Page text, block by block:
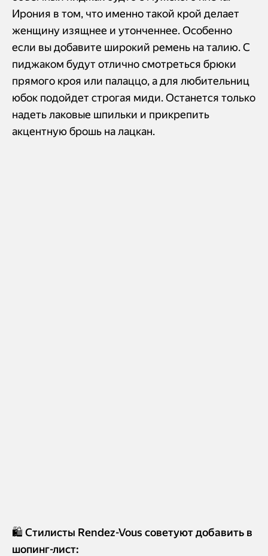
Ирония в том, что именно такой крой делает
женщину изящнее и утонченнее. Особенно
если вы добавите широкий ремень на талию. С
пиджаком будут отлично смотреться брюки
прямого кроя или палаццо, а для любительниц
юбок подойдет строгая миди. Останется только
надеть лаковые шпильки и прикрепить
акцентную брошь на лацкан.
🛍️ Стилисты Rendez-Vous советуют добавить в
шопинг-лист: